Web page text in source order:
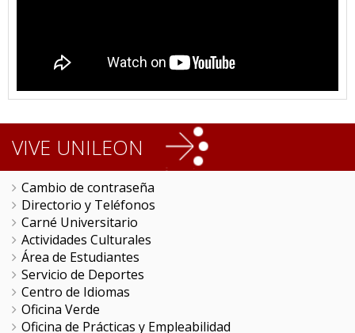
VIVE UNILEON
Cambio de contraseña
Directorio y Teléfonos
Carné Universitario
Actividades Culturales
Área de Estudiantes
Servicio de Deportes
Centro de Idiomas
Oficina Verde
Oficina de Prácticas y Empleabilidad